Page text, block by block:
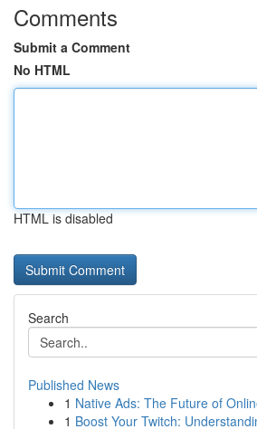
Comments
Submit a Comment
No HTML
HTML is disabled
Search
Published News
1 Native Ads: The Future of
1 Boost Your Twitch: